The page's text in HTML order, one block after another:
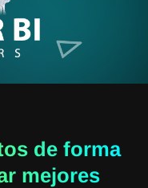
de forma
mejores